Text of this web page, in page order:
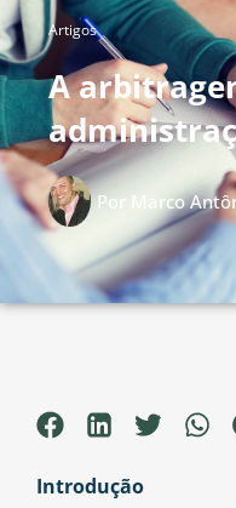
Artigos
A
Por Marco
Introdução